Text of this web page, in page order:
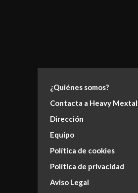
¿Quiénes somos?
Contacta a Heavy Mextal
Dirección
Equipo
Política de cookies
Política de privacidad
Aviso Legal